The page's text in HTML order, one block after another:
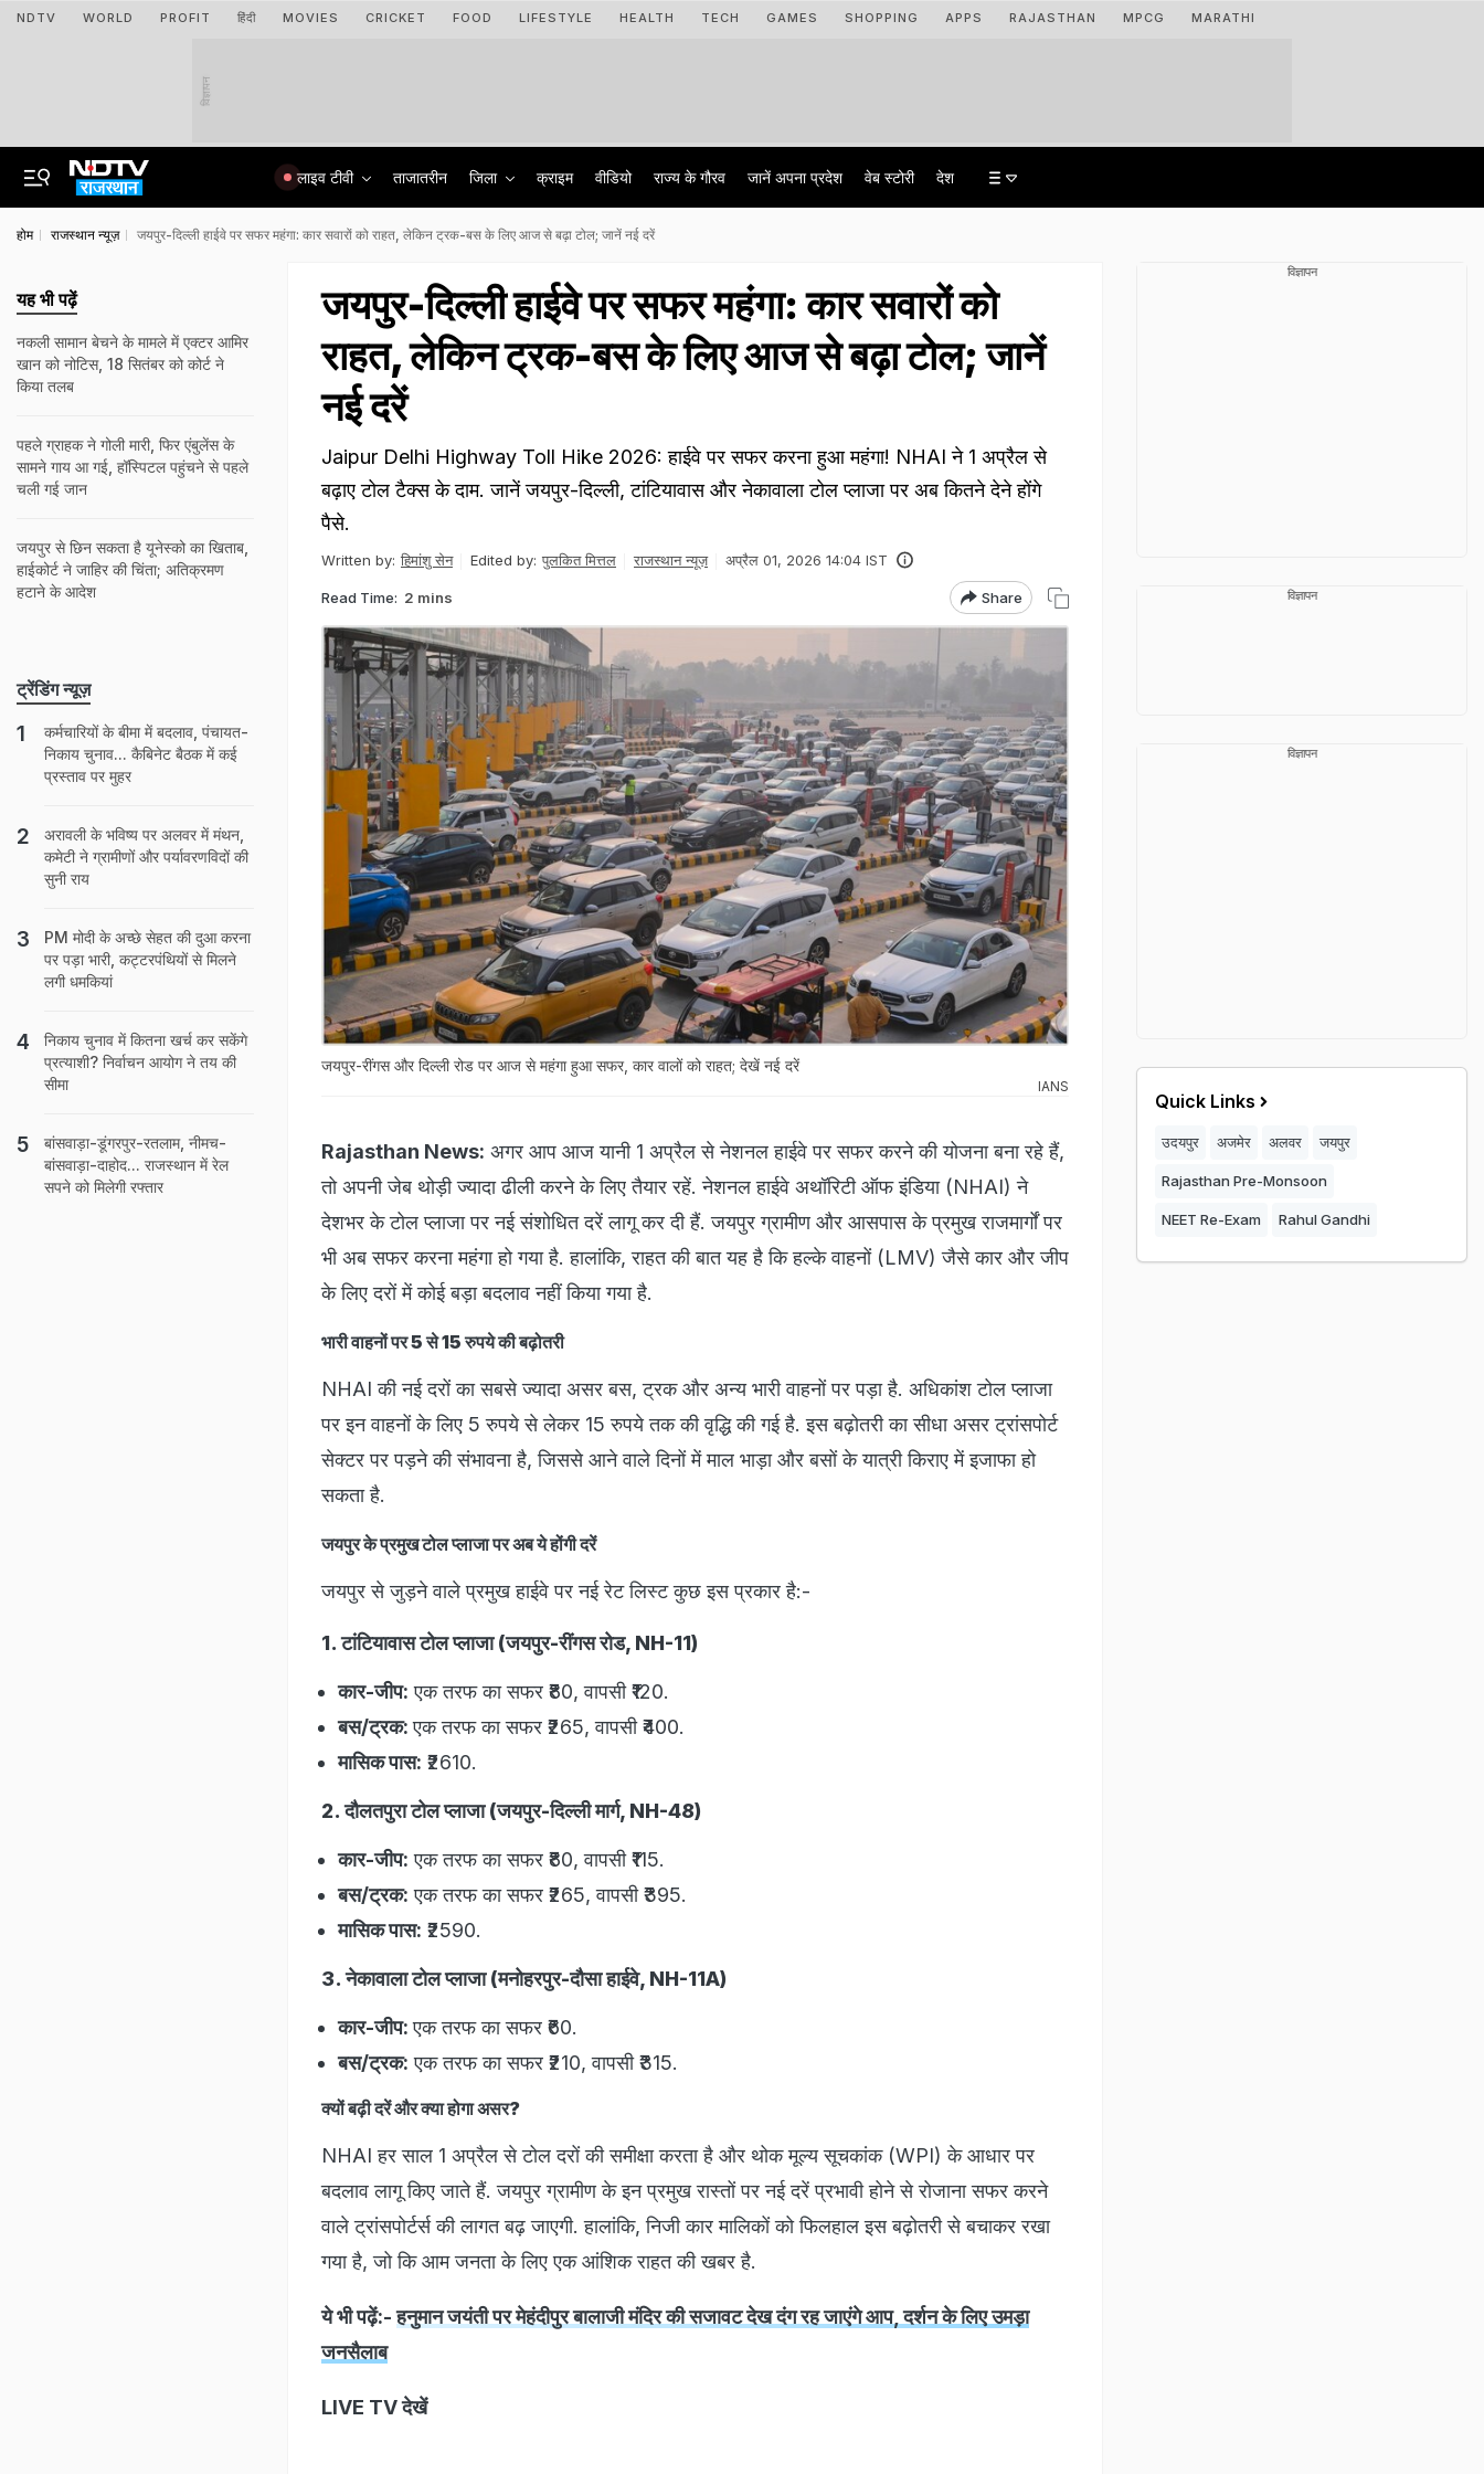
NDTV WORLD PROFIT हिंदी MOVIES CRICKET FOOD LIFESTYLE HEALTH TECH GAMES SHOPPING APPS RAJASTHAN MPCG MARATHI
विज्ञापन
लाइव टीवी ताजातरीन जिला क्राइम वीडियो राज्‍य के गौरव जानें अपना प्रदेश वेब स्टोरी देश
होम राजस्थान न्यूज़ जयपुर-दिल्ली हाईवे पर सफर महंगा: कार सवारों को राहत, लेकिन ट्रक-बस के लिए आज से बढ़ा टोल; जानें नई दरें
जयपुर-दिल्ली हाईवे पर सफर महंगा: कार सवारों को
राहत, लेकिन ट्रक-बस के लिए आज से बढ़ा टोल; जानें
नई दरें
Jaipur Delhi Highway Toll Hike 2026: हाईवे पर सफर करना हुआ महंगा! NHAI ने 1 अप्रैल से
बढ़ाए टोल टैक्स के दाम. जानें जयपुर-दिल्ली, टांटियावास और नेकावाला टोल प्लाजा पर अब कितने देने होंगे
पैसे.
Written by: हिमांशु सेन Edited by: पुलकित मित्तल राजस्थान न्यूज़ अप्रैल 01, 2026 14:04 IST
Read Time: 2 mins Share
जयपुर-रींगस और दिल्ली रोड पर आज से महंगा हुआ सफर, कार वालों को राहत; देखें नई दरें
IANS
Rajasthan News: अगर आप आज यानी 1 अप्रैल से नेशनल हाईवे पर सफर करने की योजना बना रहे हैं,
तो अपनी जेब थोड़ी ज्यादा ढीली करने के लिए तैयार रहें. नेशनल हाईवे अथॉरिटी ऑफ इंडिया (NHAI) ने
देशभर के टोल प्लाजा पर नई संशोधित दरें लागू कर दी हैं. जयपुर ग्रामीण और आसपास के प्रमुख राजमार्गों पर
भी अब सफर करना महंगा हो गया है. हालांकि, राहत की बात यह है कि हल्के वाहनों (LMV) जैसे कार और जीप
के लिए दरों में कोई बड़ा बदलाव नहीं किया गया है.
भारी वाहनों पर 5 से 15 रुपये की बढ़ोतरी
NHAI की नई दरों का सबसे ज्यादा असर बस, ट्रक और अन्य भारी वाहनों पर पड़ा है. अधिकांश टोल प्लाजा
पर इन वाहनों के लिए 5 रुपये से लेकर 15 रुपये तक की वृद्धि की गई है. इस बढ़ोतरी का सीधा असर ट्रांसपोर्ट
सेक्टर पर पड़ने की संभावना है, जिससे आने वाले दिनों में माल भाड़ा और बसों के यात्री किराए में इजाफा हो
सकता है.
जयपुर के प्रमुख टोल प्लाजा पर अब ये होंगी दरें
जयपुर से जुड़ने वाले प्रमुख हाईवे पर नई रेट लिस्ट कुछ इस प्रकार है:-
1. टांटियावास टोल प्लाजा (जयपुर-रींगस रोड, NH-11)
कार-जीप: एक तरफ का सफर ₹80, वापसी ₹120.
बस/ट्रक:एक तरफ का सफर ₹265, वापसी ₹400.
मासिक पास: ₹2610.
2. दौलतपुरा टोल प्लाजा (जयपुर-दिल्ली मार्ग, NH-48)
कार-जीप: एक तरफ का सफर ₹80, वापसी ₹115.
बस/ट्रक: एक तरफ का सफर ₹265, वापसी ₹395.
मासिक पास: ₹2590.
3. नेकावाला टोल प्लाजा (मनोहरपुर-दौसा हाईवे, NH-11A)
कार-जीप:एक तरफ का सफर ₹60.
बस/ट्रक: एक तरफ का सफर ₹210, वापसी ₹315.
क्यों बढ़ी दरें और क्या होगा असर?
NHAI हर साल 1 अप्रैल से टोल दरों की समीक्षा करता है और थोक मूल्य सूचकांक (WPI) के आधार पर
बदलाव लागू किए जाते हैं. जयपुर ग्रामीण के इन प्रमुख रास्तों पर नई दरें प्रभावी होने से रोजाना सफर करने
वाले ट्रांसपोर्टर्स की लागत बढ़ जाएगी. हालांकि, निजी कार मालिकों को फिलहाल इस बढ़ोतरी से बचाकर रखा
गया है, जो कि आम जनता के लिए एक आंशिक राहत की खबर है.
ये भी पढ़ें:-हनुमान जयंती पर मेहंदीपुर बालाजी मंदिर की सजावट देख दंग रह जाएंगे आप, दर्शन के लिए उमड़ा
जनसैलाब
LIVE TV देखें
यह भी पढ़ें
नकली सामान बेचने के मामले में एक्टर आमिर
खान को नोटिस, 18 सितंबर को कोर्ट ने
किया तलब
पहले ग्राहक ने गोली मारी, फिर एंबुलेंस के
सामने गाय आ गई, हॉस्पिटल पहुंचने से पहले
चली गई जान
जयपुर से छ‍ि‍न सकता है यूनेस्‍को का ख‍िताब,
हाईकोर्ट ने जाह‍िर की च‍िंता; अत‍िक्रमण
हटाने के आदेश
ट्रेंडिंग न्यूज़
कर्मचारियों के बीमा में बदलाव, पंचायत-
निकाय चुनाव... कैबिनेट बैठक में कई
प्रस्ताव पर मुहर
अरावली के भविष्य पर अलवर में मंथन,
कमेटी ने ग्रामीणों और पर्यावरणविदों की
सुनी राय
PM मोदी के अच्छे सेहत की दुआ करना
पर पड़ा भारी, कट्टरपंथियों से मिलने
लगी धमकियां
निकाय चुनाव में कितना खर्च कर सकेंगे
प्रत्याशी? निर्वाचन आयोग ने तय की
सीमा
बांसवाड़ा-डूंगरपुर-रतलाम, नीमच-
बांसवाड़ा-दाहोद... राजस्थान में रेल
सपने को मिलेगी रफ्तार
विज्ञापन
विज्ञापन
विज्ञापन
Quick Links
उदयपुर अजमेर अलवर जयपुर
Rajasthan Pre-Monsoon
NEET Re-Exam Rahul Gandhi